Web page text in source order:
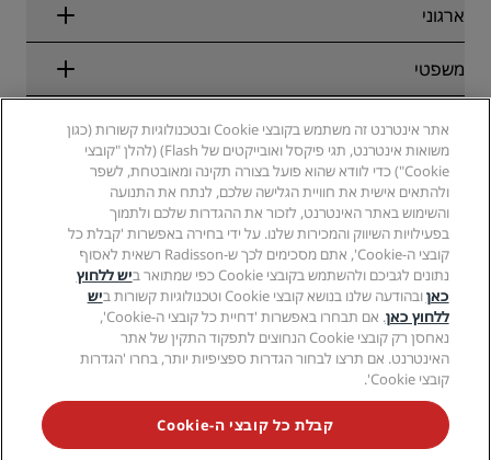
יעדים
Radisson Hotels APP
מלונות מאושרים לספורט
מלונות ידידותיים למשפחות
בריאות ובטיחות
שותפים
ארגוני
Radisson Hotel Group
קריירות ב-PPHE
קריירות ב-EHL
The Club by RHG
הזדמנויות פיתוח
עסק אחראי
רכש
משפטי
הודעה משפטית
תנאים והתניות של Radisson Rewards
הסכם שימוש באתר
נגישות דיגיטלית
הצהרת עבדות מודרנית
עזרה
התראות לצרכנים
איש קשר
שאלות נפוצות
מפת אתר
מדיה חברתית
מותגים של Radisson Hotels
לעולם אל תחמיצו את המבצעים הפופולריים ביותר שלנו
אתר אינטרנט זה משתמש בקובצי Cookie ובטכנולוגיות קשורות (כגון
משואות אינטרנט, תגי פיקסל ואובייקטים של Flash) (להלן "קובצי
Cookie") כדי לוודא שהוא פועל בצורה תקינה ומאובטחת, לשפר
ולהתאים אישית את חוויית הגלישה שלכם, לנתח את התנועה
והשימוש באתר האינטרנט, לזכור את ההגדרות שלכם ולתמוך
בפעילויות השיווק והמכירות שלנו. על ידי בחירה באפשרות 'קבלת כל
קובצי ה-Cookie', אתם מסכימים לכך ש-Radisson רשאית לאסוף
נתונים לגביכם ולהשתמש בקובצי Cookie כפי שמתואר ב
יש ללחוץ
כאןובהודעה שלנו בנושא קובצי Cookie וטכנולוגיות קשורות ב
יש
ללחוץ כאן
. אם תבחרו באפשרות 'דחיית כל קובצי ה-Cookie',
נאחסן רק קובצי Cookie הנחוצים לתפקוד התקין של אתר
האינטרנט. אם תרצו לבחור הגדרות ספציפיות יותר, בחרו 'הגדרות
קובצי Cookie'.
קבלת כל קובצי ה-Cookie